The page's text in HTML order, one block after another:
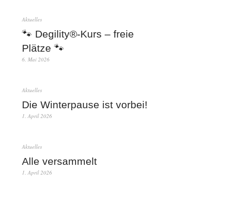
Aktuelles
🐾 Degility®-Kurs – freie
Plätze 🐾
6. Mai 2026
Aktuelles
Die Winterpause ist vorbei!
1. April 2026
Aktuelles
Alle versammelt
1. April 2026